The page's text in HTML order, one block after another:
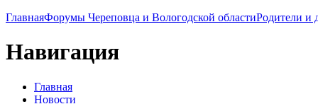
ГлавнаяФорумы Череповца и Вологодской областиРодители и
Навигация
Главная
Новости